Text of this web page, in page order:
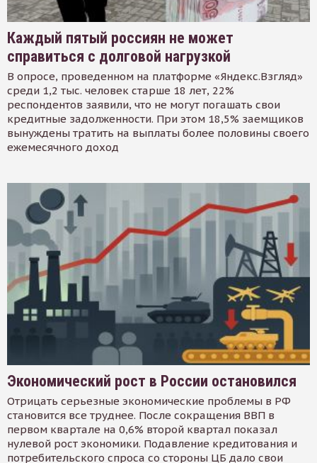
Каждый пятый россиян не может
справиться с долговой нагрузкой
В опросе, проведенном на платформе «Яндекс.Взгляд»
среди 1,2 тыс. человек старше 18 лет, 22%
респондентов заявили, что не могут погашать свои
кредитные задолженности. При этом 18,5% заемщиков
вынуждены тратить на выплаты более половины своего
ежемесячного доход
Экономический рост в России остановился
Отрицать серьезные экономические проблемы в РФ
становится все труднее. После сокращения ВВП в
первом квартале на 0,6% второй квартал показал
нулевой рост экономики. Подавление кредитования и
потребительского спроса со стороны ЦБ дало свои